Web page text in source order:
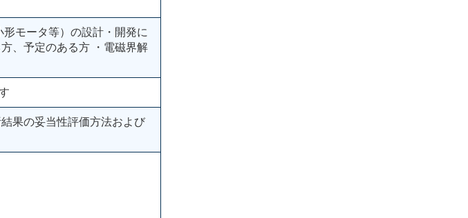
モータ等）の設計・開発に
、予定のある方 ・電磁界解
果の妥当性評価方法および